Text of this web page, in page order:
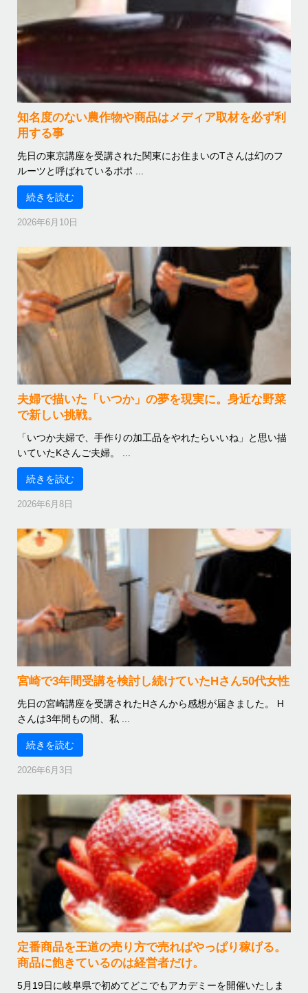
知名度のない農作物や商品はメディア取材を必ず利
用する事
先日の東京講座を受講された関東にお住まいのTさんは幻のフ
ルーツと呼ばれているポポ ...
続きを読む
2026年6月10日
夫婦で描いた「いつか」の夢を現実に。身近な野菜
で新しい挑戦。
「いつか夫婦で、手作りの加工品をやれたらいいね」と思い描
いていたKさんご夫婦。 ...
続きを読む
2026年6月8日
宮崎で3年間受講を検討し続けていたHさん50代女性
先日の宮崎講座を受講されたHさんから感想が届きました。 H
さんは3年間もの間、私 ...
続きを読む
2026年6月3日
定番商品を王道の売り方で売ればやっぱり稼げる。
商品に飽きているのは経営者だけ。
5月19日に岐阜県で初めてどこでもアカデミーを開催いたしま